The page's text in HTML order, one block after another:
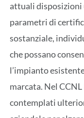
attuali disposizioni
parametri di
sostanziale,
che possano
l’impianto
marcata. Nel
contemplati